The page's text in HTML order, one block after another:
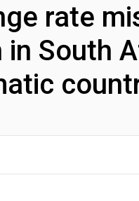
rate
in South